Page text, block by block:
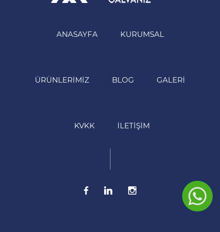
ANASAYFA KURUMSAL
ÜRÜNLERIMIZ BLOG GALERI
KVKK İLETIŞIM